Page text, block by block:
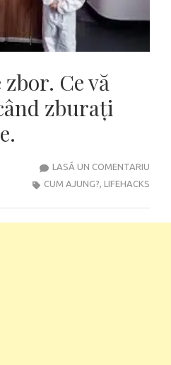
Ce vă
zburați
LASĂ UN COMENTARIU
CUM AJUNG?, LIFEHACKS